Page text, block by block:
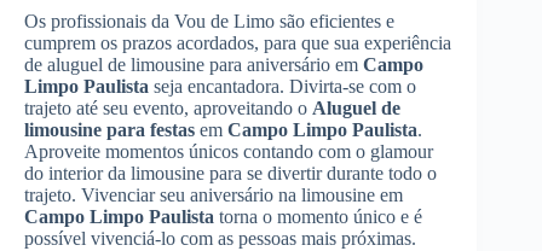
Os profissionais da Vou de Limo são eficientes e
cumprem os prazos acordados, para que sua experiência
de aluguel de limousine para aniversário em Campo
Limpo Paulista seja encantadora. Divirta-se com o
trajeto até seu evento, aproveitando o Aluguel de
limousine para festas em Campo Limpo Paulista.
Aproveite momentos únicos contando com o glamour
do interior da limousine para se divertir durante todo o
trajeto. Vivenciar seu aniversário na limousine em
Campo Limpo Paulista torna o momento único e é
possível vivenciá-lo com as pessoas mais próximas.